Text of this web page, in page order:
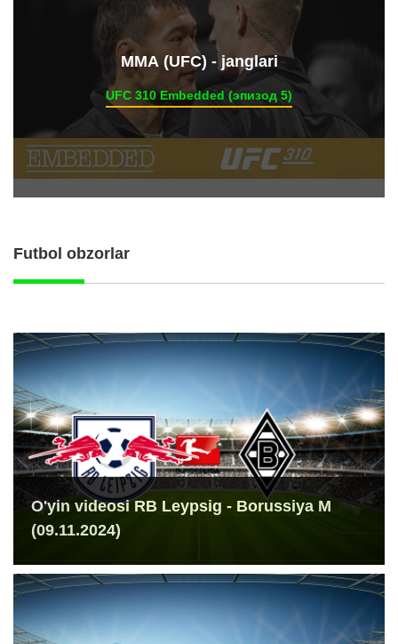
ММА (UFC) - janglari
UFC 310 Embedded (эпизод 5)
Futbol obzorlar
O'yin videosi RB Leypsig - Borussiya M
(09.11.2024)